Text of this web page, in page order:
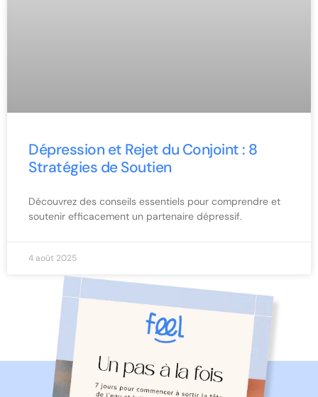
Dépression et Rejet du Conjoint : 8
Stratégies de Soutien
Découvrez des conseils essentiels pour comprendre et
soutenir efficacement un partenaire dépressif.
4 août 2025